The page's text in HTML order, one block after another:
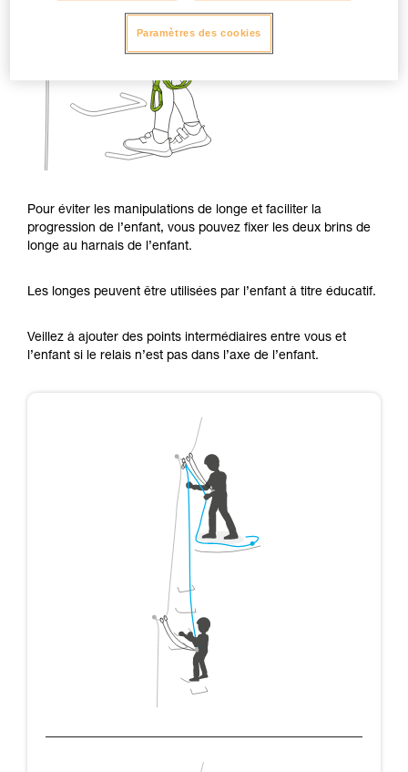
Pour éviter les manipulations de longe et faciliter la
progression de l’enfant, vous pouvez fixer les deux brins de
longe au harnais de l’enfant.
Les longes peuvent être utilisées par l’enfant à titre éducatif.
Veillez à ajouter des points intermédiaires entre vous et
l’enfant si le relais n’est pas dans l’axe de l’enfant.
Paramètres des cookies